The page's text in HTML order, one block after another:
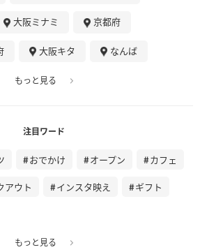
大阪ミナミ 京都府
大阪キタ なんば
もっと見る
注目ワード
おでかけ オープン カフェ
アウト インスタ映え ギフト
もっと見る